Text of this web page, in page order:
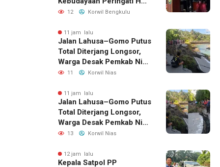
RI Ke-81 di Bengkulu
12 Korwil Bengkulu
11 jam lalu
Jalan Lahusa–Gomo Putus
Total Diterjang Longsor,
Warga Desak Pemkab Nias
Selatan Bergerak Cepat
11 Korwil Nias
11 jam lalu
Jalan Lahusa–Gomo Putus
Total Diterjang Longsor,
Warga Desak Pemkab Nias
Selatan Bergerak Cepat
13 Korwil Nias
12 jam lalu
Kepala Satpol PP